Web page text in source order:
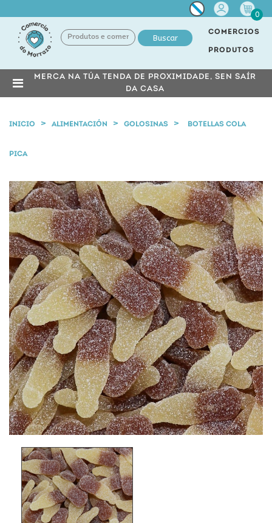
Miña
conta
0
Buscar
COMERCIOS
PRODUTOS
MERCA NA TÚA TENDA DE PROXIMIDADE, SEN SAÍR
DA CASA
INICIO ALIMENTACIÓN GOLOSINAS BOTELLAS COLA
PICA